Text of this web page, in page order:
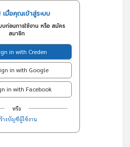
เมื่อคุณเข้าสู่ระบบ
บก่อนการใช้งาน หรือ สมัคร
สมาชิก
in with Creden
in with Google
in with Facebook
หรือ
างบัญชีผู้ใช้งาน